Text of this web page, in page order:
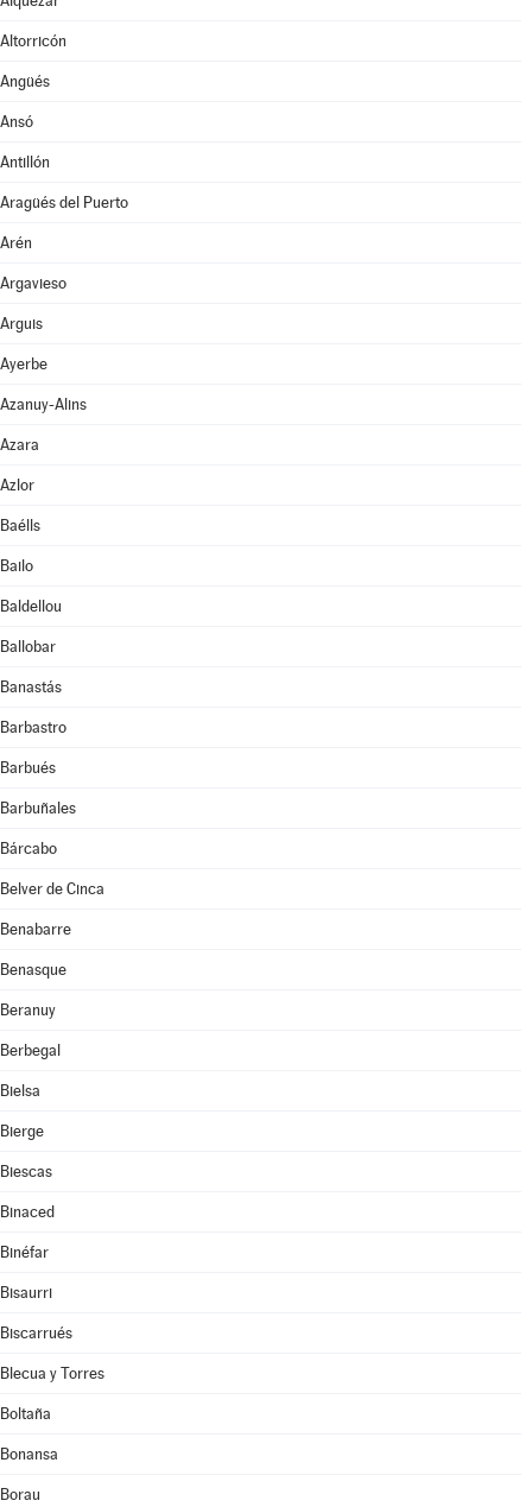
Altorricón
Angüés
Ansó
Antillón
Aragüés del Puerto
Arén
Argavieso
Arguis
Ayerbe
Azanuy-Alins
Azara
Azlor
Baélls
Bailo
Baldellou
Ballobar
Banastás
Barbastro
Barbués
Barbuñales
Bárcabo
Belver de Cinca
Benabarre
Benasque
Beranuy
Berbegal
Bielsa
Bierge
Biescas
Binaced
Binéfar
Bisaurri
Biscarrués
Blecua y Torres
Boltaña
Bonansa
Borau